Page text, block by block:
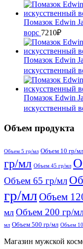
Помазок Edwin
ворс 7210₽
Помазок Edwin
искусственный
Помазок Edwin
искусственный
Объем продукта
Объем 5 гр/мл Объем 10 гр/мл
гр/мл Объем 45 гр/мл
Объем 65 гр/мл
гр/млОбъем
мл Объем 200 гр/
мл Объем 500 гр/мл Объем
Магазин мужской